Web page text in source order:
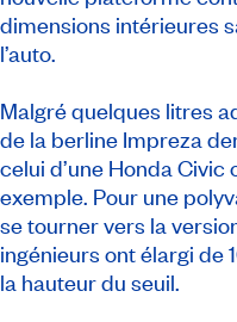
dimensions intérieures
l’auto.
Malgré quelques litres
de la berline Impreza
celui d’une Honda Civic
exemple. Pour une
se tourner vers la
ingénieurs ont élargi de
la hauteur du seuil.